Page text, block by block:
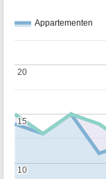
Appartementen
10
10
15
15
20
20